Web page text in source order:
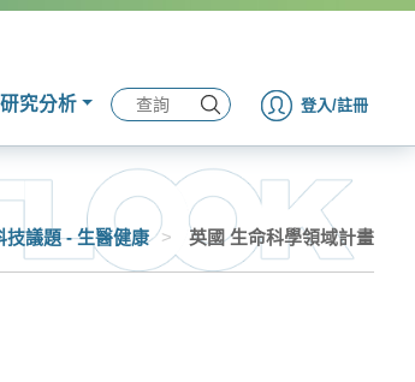
研究分析 登入/註冊
技議題 - 生醫健康 > 英國 生命科學領域計畫